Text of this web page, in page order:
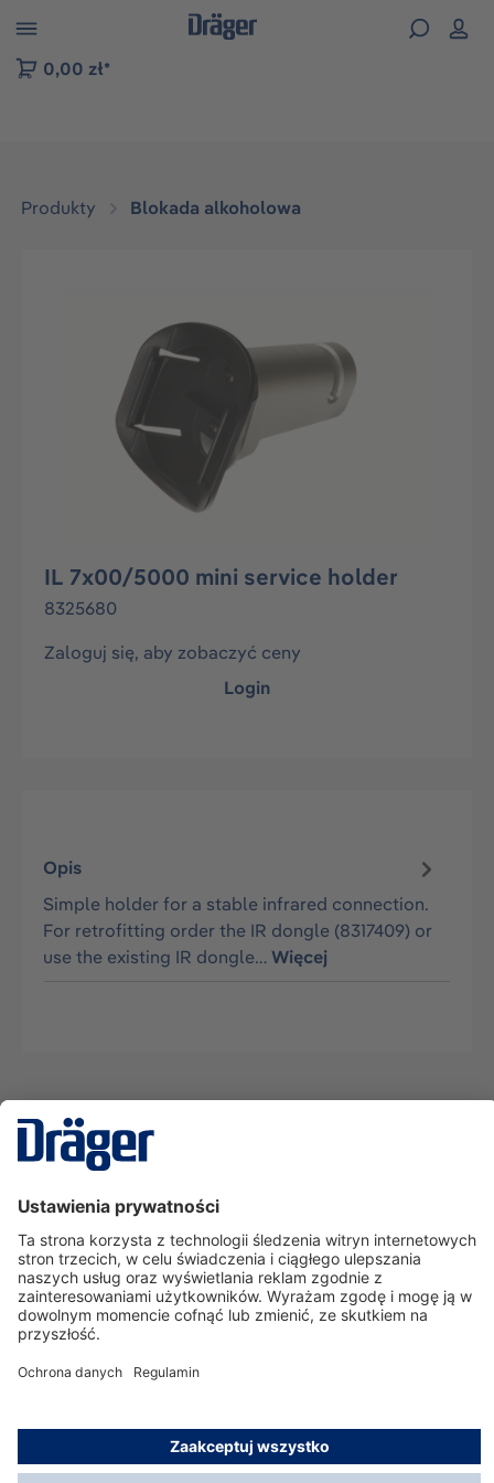
do nawigacji na platformie B2B
0,00 zł*
Produkty Blokada alkoholowa
IL 7x00/5000 mini service holder
8325680
Zaloguj się, aby zobaczyć ceny
Login
Opis
Simple holder for a stable infrared connection.
For retrofitting order the IR dongle (8317409) or
use the existing IR dongle…Więcej
Serwisowa linia hotline
O nas
Korzystanie ze sklepu
© Dräger Polska Sp. z o.o., 2025